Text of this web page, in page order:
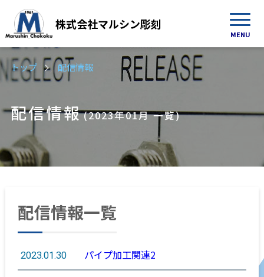
株式会社マルシン彫刻
MENU
トップ 配信情報
配信情報(2023年01月 一覧)
配信情報一覧
2023.01.30 パイプ加工関連2